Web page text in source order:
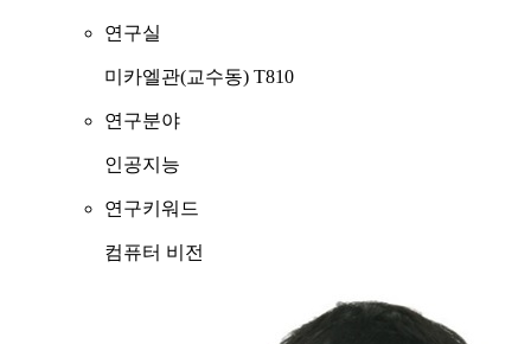
연구실
미카엘관(교수동) T810
연구분야
인공지능
연구키워드
컴퓨터 비전